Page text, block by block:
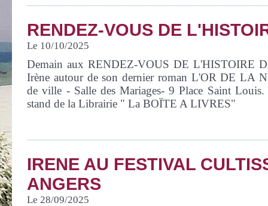
RENDEZ-VOUS DE
Le 10/10/2025
Demain aux RENDEZ-VOUS DE L'HISTOIRE
Irène autour de son dernier roman L'OR DE LA
de ville - Salle des Mariages- 9 Place Saint Louis.
stand de la Librairie " La BOÏTE A LIVRES"
IRENE AU FESTIVAL
ANGERS
Le 28/09/2025